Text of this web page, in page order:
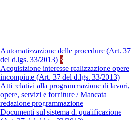
Automatizzazione delle procedure (Art. 37
del d.lgs. 33/2013) 3
Acquisizione interesse realizzazione opere
incompiute (Art. 37 del d.lgs. 33/2013)
Atti relativi alla programmazione di lavori,
opere, servizi e forniture / Mancata
redazione programmazione
Documenti sul sistema di qualificazione